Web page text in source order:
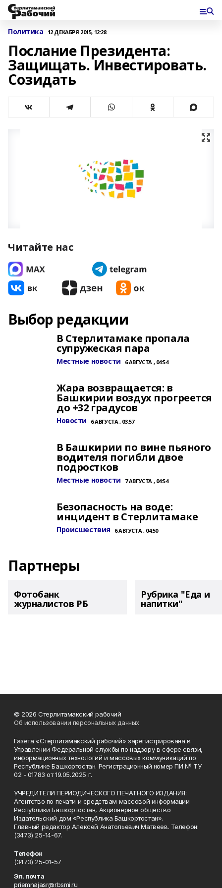
Политика 12 ДЕКАБРЯ 2015, 12:28
Послание Президента:
Защищать. Инвестировать.
Созидать
Читайте нас
Выбор редакции
В Стерлитамаке пропала
супружеская пара
Местные новости 6 АВГУСТА , 04:54
Жара возвращается: в
Башкирии воздух прогреется
до +32 градусов
Новости 6 АВГУСТА , 03:57
В Башкирии по вине пьяного
водителя погибли двое
подростков
Местные новости 7 АВГУСТА , 04:54
Безопасность на воде:
инцидент в Стерлитамаке
Происшествия 6 АВГУСТА , 04:50
Партнеры
Фотобанк
журналистов РБ
Рубрика "Еда и
напитки"
© 2026 Стерлитамакский рабочий
Об использовании персональных данных
Газета «Стерлитамакский рабочий» зарегистрирована в
Управлении Федеральной службы по надзору в сфере связи,
информационных технологий и массовых коммуникаций по
Республике Башкортостан. Регистрационный номер ПИ № ТУ
02 - 01783 от 19.05.2025 г.
УЧРЕДИТЕЛИ ПЕРИОДИЧЕСКОГО ПЕЧАТНОГО ИЗДАНИЯ:
Агентство по печати и средствам массовой информации
Республики Башкортостан, Акционерное общество
Издательский дом «Республика Башкортостан».
Главный редактор Алексей Анатольевич Матвеев. Телефон:
(3473) 25-14-67.
Телефон
(3473) 25-01-57
Эл. почта
priemnajasr@rbsmi.ru